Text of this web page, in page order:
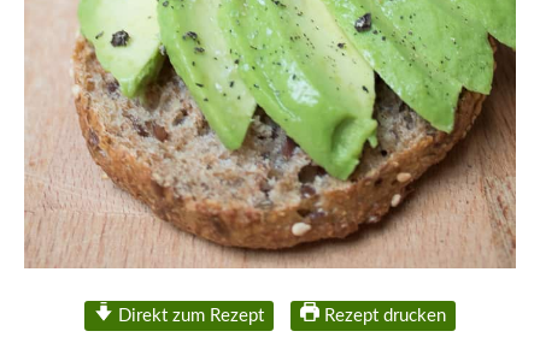
Direkt zum Rezept Rezept drucken